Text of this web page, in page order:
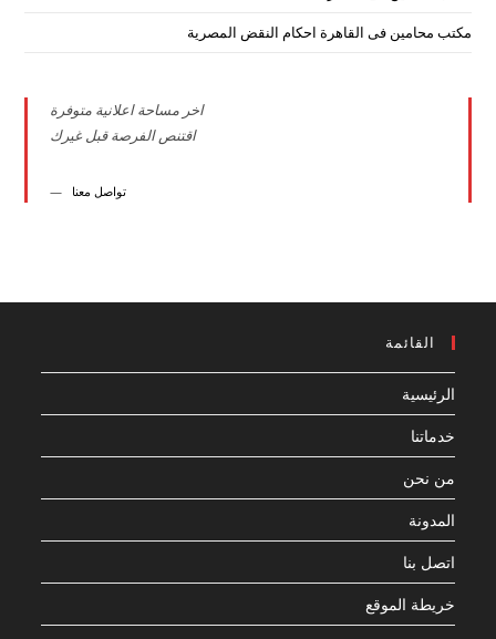
مكتب محامين فى القاهرة احكام النقض المصرية
اخر مساحة اعلانية متوفرة
اقتنص الفرصة قبل غيرك
تواصل معنا
القائمة
الرئيسية
خدماتنا
من نحن
المدونة
اتصل بنا
خريطة الموقع